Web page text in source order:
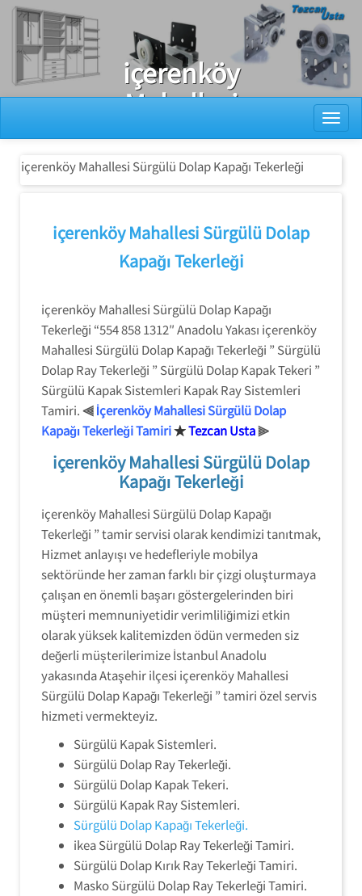
Ray Dolap Tamiri
içerenköy
Mahallesi
Sürgülü Dolap
Kapağı
Tekerleği
içerenköy Mahallesi Sürgülü Dolap Kapağı Tekerleği
içerenköy Mahallesi Sürgülü Dolap
Kapağı Tekerleği
içerenköy Mahallesi Sürgülü Dolap Kapağı
Tekerleği “554 858 1312″ Anadolu Yakası içerenköy
Mahallesi Sürgülü Dolap Kapağı Tekerleği ” Sürgülü
Dolap Ray Tekerleği ” Sürgülü Dolap Kapak Tekeri ”
Sürgülü Kapak Sistemleri Kapak Ray Sistemleri
Tamiri.⫷İçerenköy Mahallesi Sürgülü Dolap
Kapağı Tekerleği Tamiri★Tezcan Usta⫸
içerenköy Mahallesi Sürgülü Dolap
Kapağı Tekerleği
içerenköy Mahallesi Sürgülü Dolap Kapağı
Tekerleği ” tamir servisi olarak kendimizi tanıtmak,
Hizmet anlayışı ve hedefleriyle mobilya
sektöründe her zaman farklı bir çizgi oluşturmaya
çalışan en önemli başarı göstergelerinden biri
müşteri memnuniyetidir verimliliğimizi etkin
olarak yüksek kalitemizden ödün vermeden siz
değerli müşterilerimize İstanbul Anadolu
yakasında Ataşehir ilçesi içerenköy Mahallesi
Sürgülü Dolap Kapağı Tekerleği ” tamiri özel servis
hizmeti vermekteyiz.
Sürgülü Kapak Sistemleri.
Sürgülü Dolap Ray Tekerleği.
Sürgülü Dolap Kapak Tekeri.
Sürgülü Kapak Ray Sistemleri.
Sürgülü Dolap Kapağı Tekerleği.
ikea Sürgülü Dolap Ray Tekerleği Tamiri.
Sürgülü Dolap Kırık Ray Tekerleği Tamiri.
Masko Sürgülü Dolap Ray Tekerleği Tamiri.